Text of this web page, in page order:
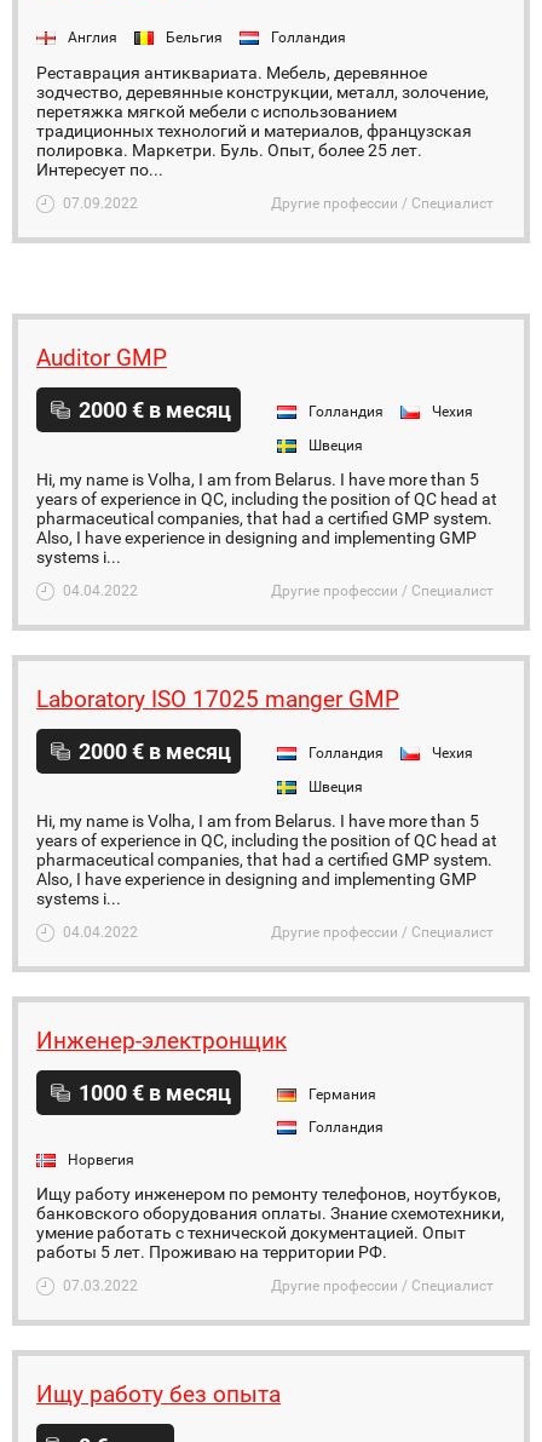
Англия Бельгия Голландия
Реставрация антиквариата. Мебель, деревянное
зодчество, деревянные конструкции, металл, золочение,
перетяжка мягкой мебели с использованием
традиционных технологий и материалов, французская
полировка. Маркетри. Буль. Опыт, более 25 лет.
Интересует по...
07.09.2022 Другие профессии / Специалист
Auditor GMP
2000 € в месяц Голландия
Чехия
Швеция
Hi, my name is Volha, I am from Belarus. I have more than 5
years of experience in QC, including the position of QC head at
pharmaceutical companies, that had a certified GMP system.
Also, I have experience in designing and implementing GMP
systems i...
04.04.2022 Другие профессии / Специалист
Laboratory ISO 17025 manger GMP
2000 € в месяц Голландия
Чехия
Швеция
Hi, my name is Volha, I am from Belarus. I have more than 5
years of experience in QC, including the position of QC head at
pharmaceutical companies, that had a certified GMP system.
Also, I have experience in designing and implementing GMP
systems i...
04.04.2022 Другие профессии / Специалист
Инженер-электронщик
1000 € в месяц
Германия
Голландия
Норвегия
Ищу работу инженером по ремонту телефонов, ноутбуков,
банковского оборудования оплаты. Знание схемотехники,
умение работать с технической документацией. Опыт
работы 5 лет. Проживаю на территории РФ.
07.03.2022 Другие профессии / Специалист
Ищу работу без опыта